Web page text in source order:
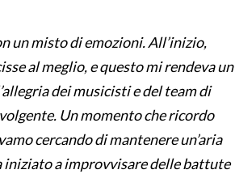
un misto di emozioni. All’inizio,
al meglio, e questo mi rendeva un
dei musicisti e del team di
Un momento che ricordo
cercando di mantenere un’aria
iniziato a improvvisare delle battute